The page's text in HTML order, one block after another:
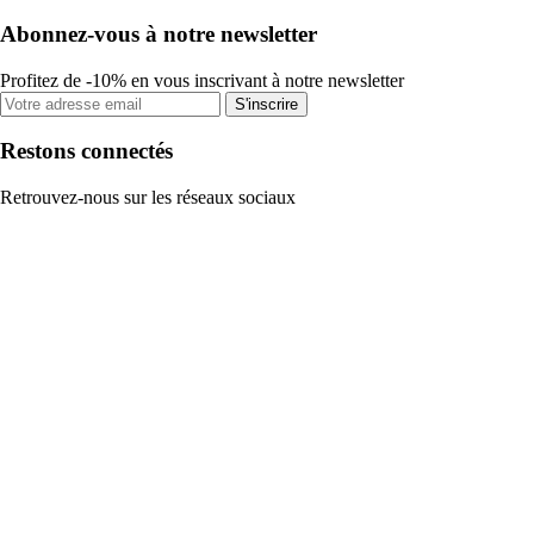
Abonnez-vous à notre newsletter
Profitez de -10% en vous inscrivant à notre newsletter
S'inscrire
Restons connectés
Retrouvez-nous sur les réseaux sociaux